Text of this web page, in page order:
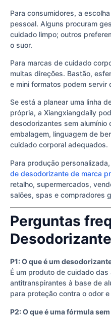
Para consumidores, a
pessoal. Alguns procuram
cuidado limpo; outros
o suor.
Para marcas de cuidado
muitas direções. Bastão,
e mini formatos podem servir
Se está a planear uma linha
própria, a Xiangxiangdaily
desodorizantes sem alumínio
embalagem, linguagem de
cuidado corporal adequados.
Para produção
de desodorizante de marca
retalho, supermercados,
salões, spas e compradores
Perguntas
P1: O que é um
É um produto de cuidado
antitranspirantes à base de
para proteção contra o odor
P2: O que é uma fórmula